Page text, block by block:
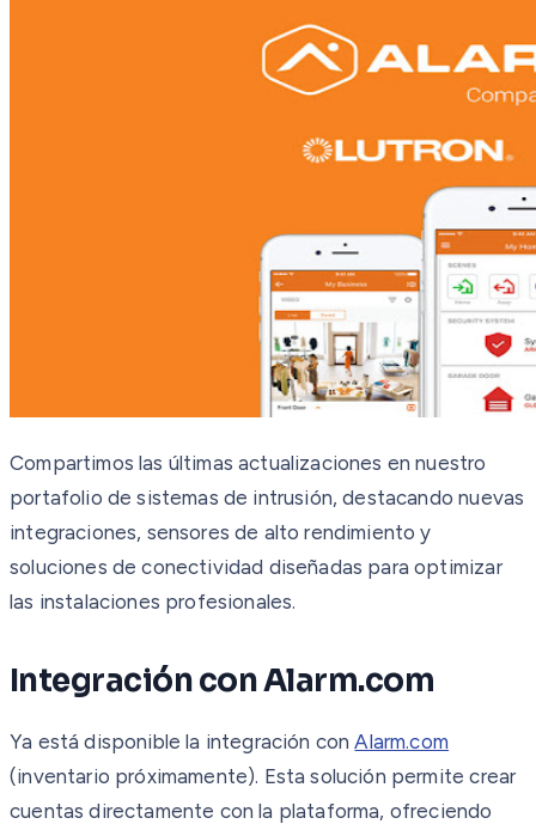
Compartimos las últimas actualizaciones en nuestro
portafolio de sistemas de intrusión, destacando nuevas
integraciones, sensores de alto rendimiento y
soluciones de conectividad diseñadas para optimizar
las instalaciones profesionales.
Integración con Alarm.com
Ya está disponible la integración conAlarm.com
(inventario próximamente). Esta solución permite crear
cuentas directamente con la plataforma, ofreciendo